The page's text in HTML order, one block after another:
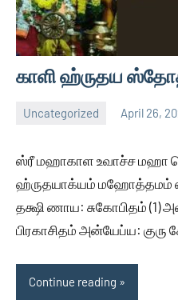
காளி ஹ்ருதய
Uncategorized April 26,
Thagaval
ஸ்ரீ மஹாகாள உவாச்ச
ஹ்ருதயாக்யம் மஹோத்தமம்
தக்ஷி ணாய: சுகோபிதம் (1)
பிரகாசிதம் அன்யேப்ய:
Continue reading